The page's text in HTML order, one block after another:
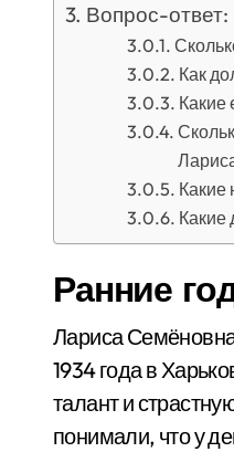
Вопрос-ответ:
Как
Какие
Какие
Какие
Ранние
Лариса
1934 года в
талант и
понимали, что у